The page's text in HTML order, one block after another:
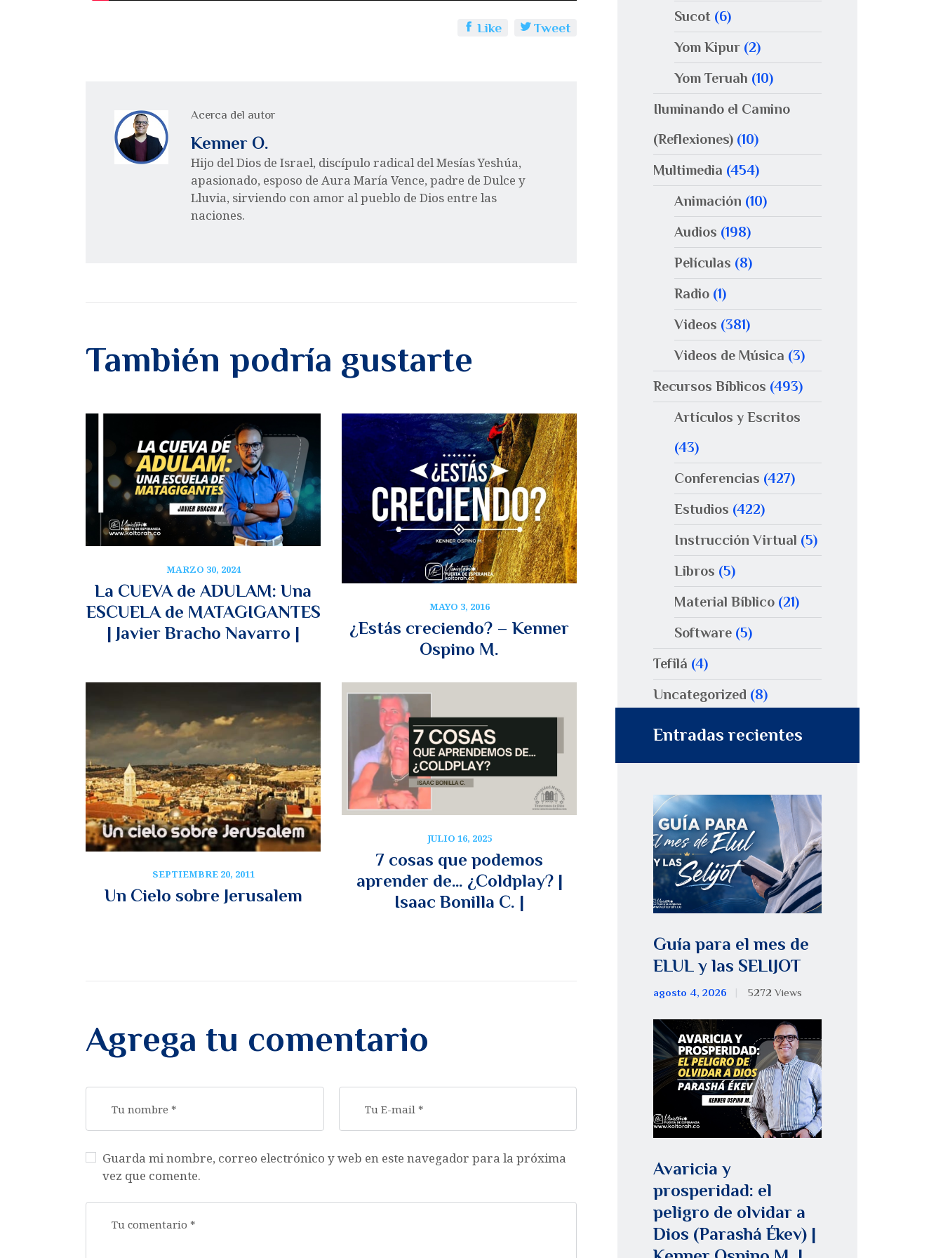
Like Tweet
Acerca del autor
Kenner O.
Hijo del Dios de Israel, discípulo radical del Mesías Yeshúa,
apasionado, esposo de Aura María Vence, padre de Dulce y
Lluvia, sirviendo con amor al pueblo de Dios entre las
naciones.
También podría gustarte
MARZO 30, 2024
La CUEVA de ADULAM: Una
ESCUELA de MATAGIGANTES
| Javier Bracho Navarro |
MAYO 3, 2016
¿Estás creciendo? – Kenner
Ospino M.
SEPTIEMBRE 20, 2011
Un Cielo sobre Jerusalem
JULIO 16, 2025
7 cosas que podemos
aprender de… ¿Coldplay? |
Isaac Bonilla C. |
Agrega tu comentario
Guarda mi nombre, correo electrónico y web en este navegador para la próxima
vez que comente.
Sucot (6)
Yom Kipur (2)
Yom Teruah (10)
Iluminando el Camino
(Reflexiones) (10)
Multimedia (454)
Animación (10)
Audios (198)
Películas (8)
Radio (1)
Videos (381)
Videos de Música (3)
Recursos Bíblicos (493)
Artículos y Escritos
(43)
Conferencias (427)
Estudios (422)
Instrucción Virtual (5)
Libros (5)
Material Bíblico (21)
Software (5)
Tefilá (4)
Uncategorized (8)
Entradas recientes
Guía para el mes de
ELUL y las SELIJOT
agosto 4, 2026 5272 Views
Avaricia y
prosperidad: el
peligro de olvidar a
Dios (Parashá Ékev) |